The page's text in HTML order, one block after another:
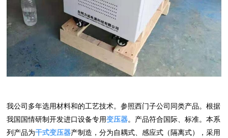
我公司多年选用材料和的工艺技术。参照西门子公司同类产品。根据
我国国情研制开发进口设备专用变压器。产品符合国际、标准。本系
列产品为干式变压器产制造，分为自耦式、感应式（隔离式），采用